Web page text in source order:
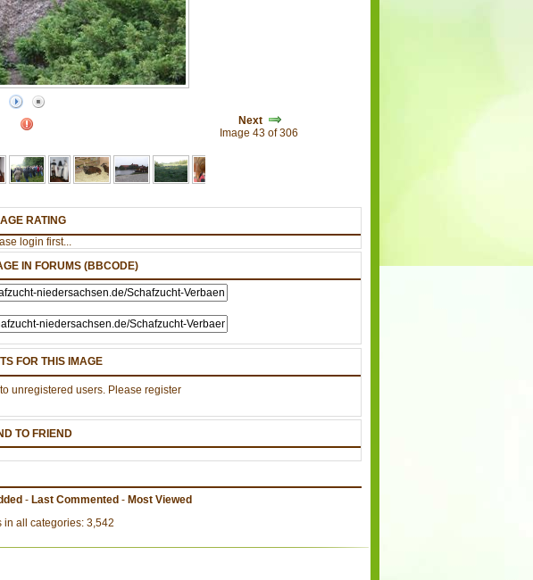
Next
Image 43 of 306
RATING
login first...
IN FORUMS (BBCODE)
FOR THIS IMAGE
unregistered users. Please register
TO FRIEND
- Last Commented- Most Viewed
in all categories: 3,542